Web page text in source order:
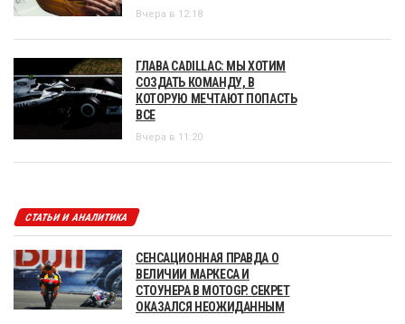
Вчера в 12:18
ГЛАВА CADILLAC: МЫ ХОТИМ
СОЗДАТЬ КОМАНДУ, В
КОТОРУЮ МЕЧТАЮТ ПОПАСТЬ
ВСЕ
Вчера в 11:20
СТАТЬИ И АНАЛИТИКА
СЕНСАЦИОННАЯ ПРАВДА О
ВЕЛИЧИИ МАРКЕСА И
СТОУНЕРА В MOTOGP. СЕКРЕТ
ОКАЗАЛСЯ НЕОЖИДАННЫМ